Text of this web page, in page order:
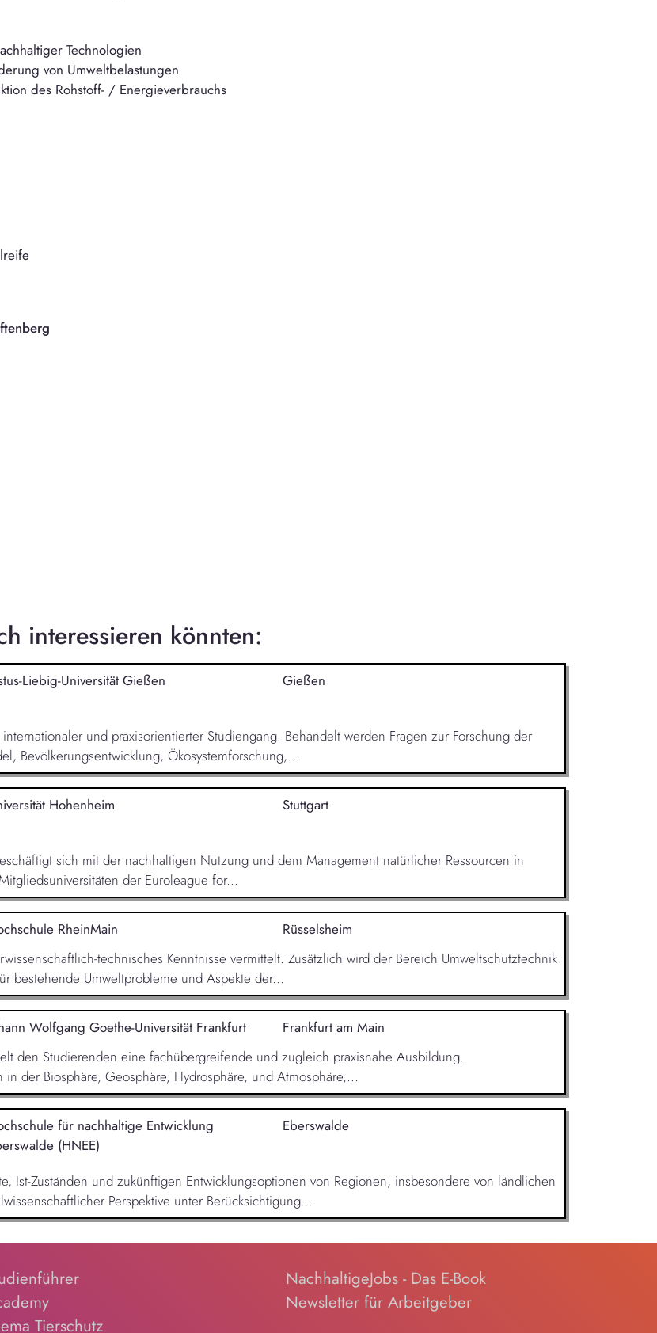
Technologien
von Umweltbelastungen
des Rohstoff- / Energieverbrauchs
interessieren könnten:
Liebig-Universität Gießen Gießen
und praxisorientierter Studiengang. Behandelt werden Fragen zur Forschung der
Bevölkerungsentwicklung, Ökosystemforschung,...
Hohenheim Stuttgart
sich mit der nachhaltigen Nutzung und dem Management natürlicher Ressourcen in
der Euroleague for...
RheinMain
Rüsselsheim
technisches Kenntnisse vermittelt. Zusätzlich wird der Bereich Umweltschutztech­nik
bestehende Umweltprobleme und Aspekte der...
Wolfgang Goethe-Universität Frankfurt
Frankfurt am Main
den Studierenden eine fachübergreifende und zugleich praxisnahe Ausbildung.
der Biosphäre, Geosphäre, Hydrosphäre, und Atmosphäre,...
für nachhaltige Entwicklung
(HNEE)
Eberswalde
Ist-Zuständen und zukünftigen Entwicklungsoptionen von Regionen, insbesondere von ländlichen
Perspektive unter Berücksichtigung...
Tierschutz
NachhaltigeJobs - Das E-Book
Newsletter für Arbeitgeber